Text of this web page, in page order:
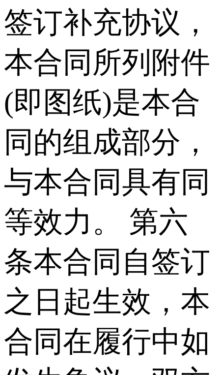
签订补充协议，
本合同所列附件
(即图纸)是本合
同的组成部分，
与本合同具有同
等效力。 第六
条本合同自签订
之日起生效，本
合同在履行中如